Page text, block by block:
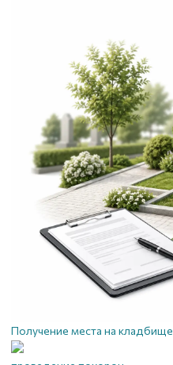
Получение места на кладбище